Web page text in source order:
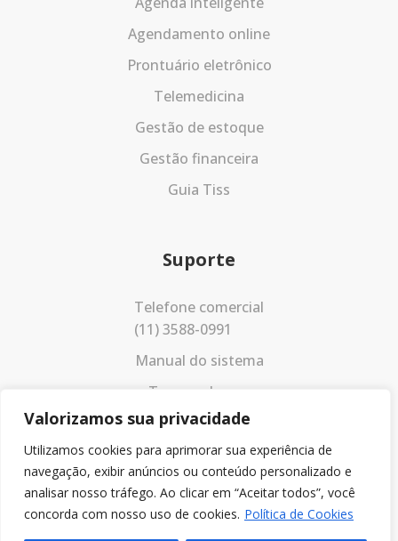
Valorizamos sua privacidade
Utilizamos cookies para aprimorar sua experiência de
navegação, exibir anúncios ou conteúdo personalizado e
analisar nosso tráfego. Ao clicar em “Aceitar todos”, você
concorda com nosso uso de cookies. Política de Cookies
Agendamento online
Prontuário eletrônico
Telemedicina
Gestão de estoque
Gestão financeira
Guia Tiss
Suporte
Telefone comercial
(11) 3588-0991
Manual do sistema
Termos de uso
Política de privacidade